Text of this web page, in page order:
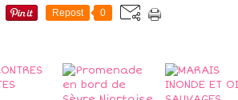
Repost 0